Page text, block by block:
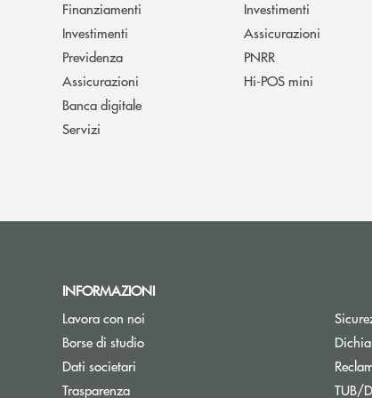
Finanziamenti
Investimenti
Previdenza
Assicurazioni
Banca digitale
Servizi
Investimenti
Assicurazioni
PNRR
Hi-POS mini
INFORMAZIONI
Lavora con noi
Borse di studioApre una nuova finestra
Dati societari
Trasparenza
TUB/